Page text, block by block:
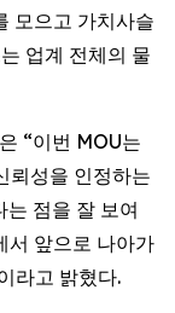
모으고 가치사슬
업계 전체의 물
“이번 MOU는
뢰성을 인정하는
점을 잘 보여
서 앞으로 나아가
라고 밝혔다.